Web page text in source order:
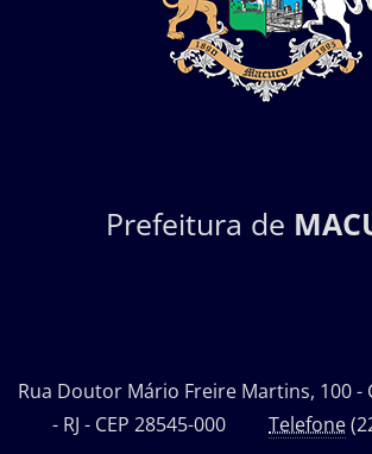
Prefeitura de
Rua Doutor Mário Freire Martins, 100 -
- RJ - CEP 28545-000 Telefone